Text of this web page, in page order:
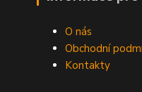
O nás
Obchodní
Kontakty